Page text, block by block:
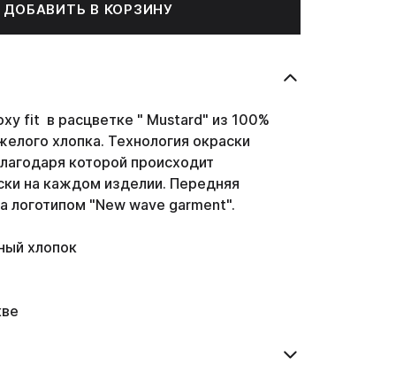
ДОБАВИТЬ В КОРЗИНУ
fit в расцветке " Mustard" из 100%
хлопка. Технология окраски
которой происходит
на каждом изделии. Передняя
логотипом "New wave garment".
хлопок